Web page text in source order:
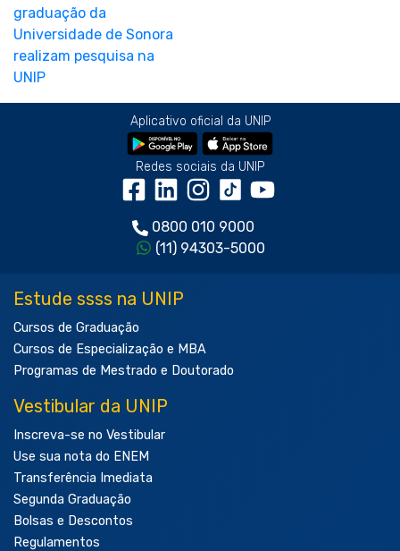
Aplicativo oficial da UNIP
Redes sociais da UNIP
0800 010 9000
(11) 94303-5000
Estude ssss na UNIP
Cursos de Graduação
Cursos de Especialização e MBA
Programas de Mestrado e Doutorado
Vestibular da UNIP
Inscreva-se no Vestibular
Use sua nota do ENEM
Transferência Imediata
Segunda Graduação
Bolsas e Descontos
Regulamentos